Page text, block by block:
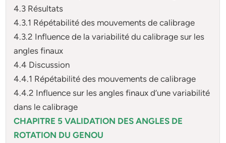
4.3 Résultats
4.3.1 Répétabilité des mouvements de calibrage
4.3.2 Influence de la variabilité du calibrage sur les
angles finaux
4.4 Discussion
4.4.1 Répétabilité des mouvements de calibrage
4.4.2 Influence sur les angles finaux d’une variabilité
dans le calibrage
CHAPITRE 5 VALIDATION DES ANGLES DE
ROTATION DU GENOU